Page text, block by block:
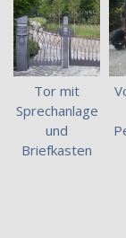
Tor mit
Sprechanlage
und
Briefkasten